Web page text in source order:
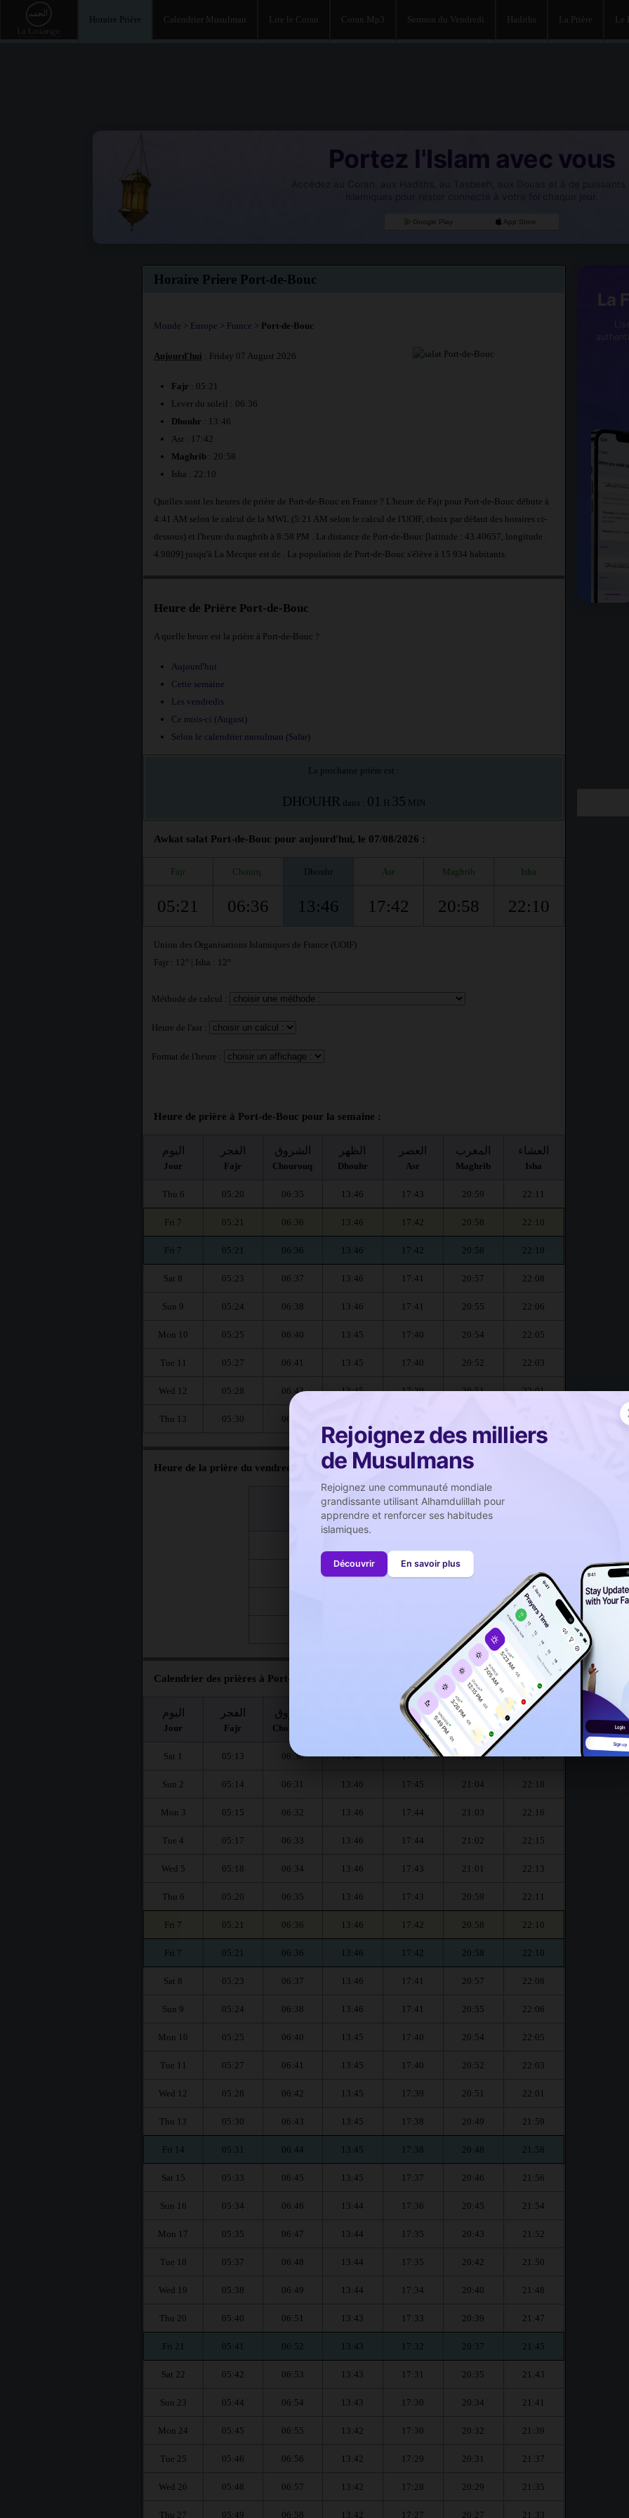
Horaire Prière Calendrier Musulman Lire le Coran Coran Mp3 Sermon du Vendredi Hadiths La Prière Le
Portez l'Islam avec vous
Accédez au Coran, aux Hadiths, au Tasbeeh, aux Douas et à de puissants
islamiques pour rester connecté à votre foi chaque jour.
Google Play App Store
Rejoignez des milliers
de Musulmans
Rejoignez une communauté mondiale
grandissante utilisant Alhamdulillah pour
apprendre et renforcer ses habitudes
islamiques.
Découvrir En savoir plus
Horaire Priere Port-de-Bouc
Monde > Europe > France > Port-de-Bouc
Aujourd'hui : Friday 07 August 2026
Fajr : 05:21
Lever du soleil : 06:36
Dhouhr : 13:46
Asr : 17:42
Maghrib: 20:58
Isha : 22:10
Quelles sont les heures de prière de Port-de-Bouc en France ? L'heure de Fajr pour Port-de-Bouc débute à
4:41 AM selon le calcul de la MWL (5:21 AM selon le calcul de l'UOIF, choix par défaut des horaires ci-
dessous) et l'heure du maghrib à 8:58 PM . La distance de Port-de-Bouc [latitude : 43.40657, longitude :
4.9809] jusqu'à La Mecque est de
. La population de Port-de-Bouc s'élève à 15 934 habitants.
Heure de Prière Port-de-Bouc
A quelle heure est la prière à Port-de-Bouc ?
Aujourd'hui
Cette semaine
Les vendredis
Ce mois-ci (August)
Selon le calendrier musulman (Safar)
La prochaine prière est :
DHOUHR dans : 01 H 35 MIN
Awkat salat Port-de-Bouc pour aujourd'hui, le 07/08/2026 :
Fajr Chourq. Dhouhr Asr Maghrib Isha
05:21 06:36 13:46 17:42 20:58 22:10
Union des Organisations Islamiques de France (UOIF)
Fajr : 12° | Isha : 12°
Méthode de calcul :
Heure de l'asr :
Format de l'heure :
Heure de prière à Port-de-Bouc pour la semaine :
اليوم
Jour
الفجر
Fajr
الشروق
Chourouq
الظهر
Dhouhr
العصر
Asr
المغرب
Maghrib
العشاء
Isha
Thu 6 05:20 06:35 13:46 17:43 20:59 22:11
Fri 7 05:21 06:36 13:46 17:42 20:58 22:10
Fri 7 05:21 06:36 13:46 17:42 20:58 22:10
Sat 8 05:23 06:37 13:46 17:41 20:57 22:08
Sun 9 05:24 06:38 13:46 17:41 20:55 22:06
Mon 10 05:25 06:40 13:45 17:40 20:54 22:05
Tue 11 05:27 06:41 13:45 17:40 20:52 22:03
Wed 12 05:28 06:42 13:45 17:39 20:51 22:01
Thu 13 05:30 06:43
Heure de la prière du vendredi à Port-de-Bouc :
صلاة الجمعة
Prière du vendredi
Calendrier des prières à Port-de-Bouc pour le mois de August :
اليوم
Jour
الفجر
Fajr
الشروق
Chourouq
العصر
Asr
المغرب
Maghrib
العشاء
Sat 1 05:13 06:30 13:46 17:45 21:06 22:19
Sun 2 05:14 06:31 13:46 17:45 21:04 22:18
Mon 3 05:15 06:32 13:46 17:44 21:03 22:16
Tue 4 05:17 06:33 13:46 17:44 21:02 22:15
Wed 5 05:18 06:34 13:46 17:43 21:01 22:13
Thu 6 05:20 06:35 13:46 17:43 20:59 22:11
Fri 7 05:21 06:36 13:46 17:42 20:58 22:10
Fri 7 05:21 06:36 13:46 17:42 20:58 22:10
Sat 8 05:23 06:37 13:46 17:41 20:57 22:08
Sun 9 05:24 06:38 13:46 17:41 20:55 22:06
Mon 10 05:25 06:40 13:45 17:40 20:54 22:05
Tue 11 05:27 06:41 13:45 17:40 20:52 22:03
Wed 12 05:28 06:42 13:45 17:39 20:51 22:01
Thu 13 05:30 06:43 13:45 17:38 20:49 21:59
Fri 14 05:31 06:44 13:45 17:38 20:48 21:58
Sat 15 05:33 06:45 13:45 17:37 20:46 21:56
Sun 16 05:34 06:46 13:44 17:36 20:45 21:54
Mon 17 05:35 06:47 13:44 17:35 20:43 21:52
Tue 18 05:37 06:48 13:44 17:35 20:42 21:50
Wed 19 05:38 06:49 13:44 17:34 20:40 21:48
Thu 20 05:40 06:51 13:43 17:33 20:39 21:47
Fri 21 05:41 06:52 13:43 17:32 20:37 21:45
Sat 22 05:42 06:53 13:43 17:31 20:35 21:43
Sun 23 05:44 06:54 13:43 17:30 20:34 21:41
Mon 24 05:45 06:55 13:42 17:30 20:32 21:39
Tue 25 05:46 06:56 13:42 17:29 20:31 21:37
Wed 26 05:48 06:57 13:42 17:28 20:29 21:35
Thu 27 05:49 06:58 13:42 17:27 20:27 21:33
La